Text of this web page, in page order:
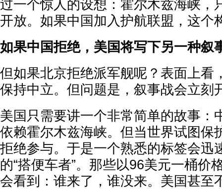
过一个惊人的设想：霍尔木兹海峡，
开放。如果中国加入护航联盟，这个
如果中国拒绝，美国将写下另一种叙
但如果北京拒绝派军舰呢？表面上看
保持中立。但问题是，叙事战会立刻
美国只需要讲一个非常简单的故事：
依赖霍尔木兹海峡。但当世界试图保
拒绝参与。于是一个熟悉的标签会迅
的“搭便车者”。那些以96美元一桶价
会看到：谁来了，谁没来。美国甚至